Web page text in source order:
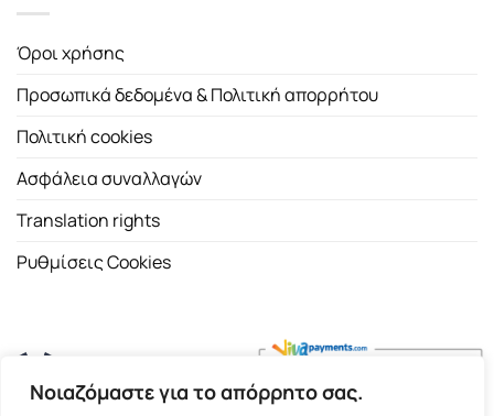
Νοιαζόμαστε για το απόρρητο σας.
Όροι χρήσης
Προσωπικά δεδομένα & Πολιτική απορρήτου
Πολιτική cookies
Ασφάλεια συναλλαγών
Translation rights
Ρυθμίσεις Cookies